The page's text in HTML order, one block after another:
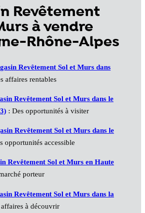
Revêtement
à vendre
Rhône-Alpes
Revêtement Sol et Murs dans
affaires rentables
Revêtement Sol et Murs dans le
: Des opportunités à visiter
Revêtement Sol et Murs dans le
opportunités accessible
Revêtement Sol et Murs en Haute
porteur
Revêtement Sol et Murs dans la
à découvrir